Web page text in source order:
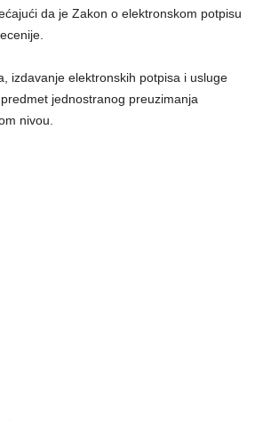
da je Zakon o elektronskom potpisu
izdavanje elektronskih potpisa i usluge
jednostranog preuzimanja
nivou.